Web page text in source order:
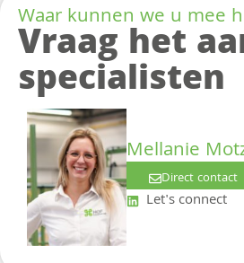
Waar kunnen we u mee
Vraag het
specialisten
Mellanie
Direct contact
Let's connect